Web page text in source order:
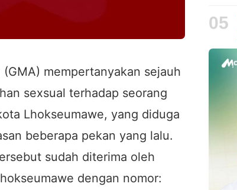
(GMA) mempertanyakan sejauh
sexsual terhadap seorang
Lhokseumawe, yang diduga
beberapa pekan yang lalu.
sudah diterima oleh
dengan nomor:
05